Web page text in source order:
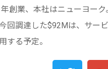
創業、本社はニューヨー
回調達した$92Mは、サー
する予定。